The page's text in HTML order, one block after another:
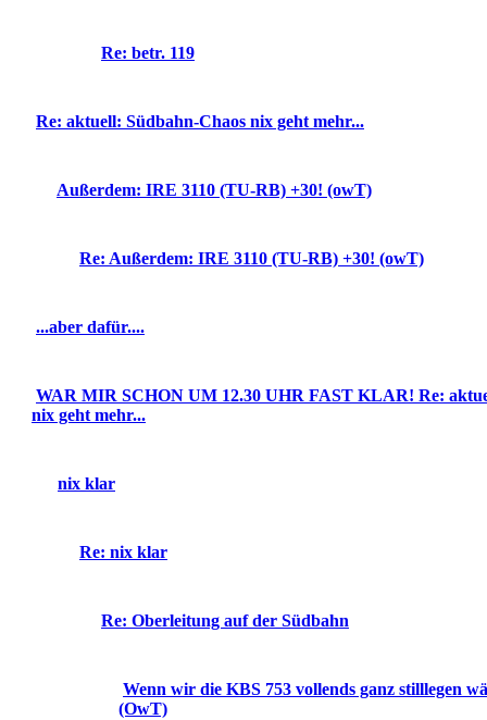
Re: betr. 119
Re: aktuell: Südbahn-Chaos nix geht mehr...
Außerdem: IRE 3110 (TU-RB) +30! (owT)
Re: Außerdem: IRE 3110 (TU-RB) +30! (owT)
...aber dafür....
WAR MIR SCHON UM 12.30 UHR FAST KLAR! Re:
nix geht mehr...
nix klar
Re: nix klar
Re: Oberleitung auf der Südbahn
Wenn wir die KBS 753 vollends ganz stilllegen
(OwT)